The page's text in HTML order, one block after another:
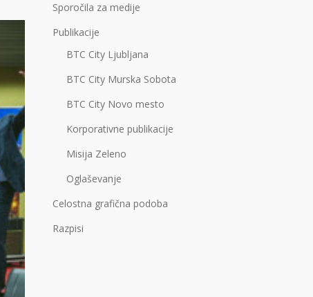
Sporočila za medije
Publikacije
BTC City Ljubljana
BTC City Murska Sobota
BTC City Novo mesto
Korporativne publikacije
Misija Zeleno
Oglaševanje
Celostna grafična podoba
Razpisi